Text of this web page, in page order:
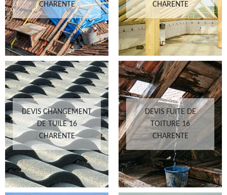
CHARENTE
CHARENTE
DEVIS CHANGEMENT
DE TUILE 16
CHARENTE
DEVIS FUITE DE
TOITURE 16
CHARENTE